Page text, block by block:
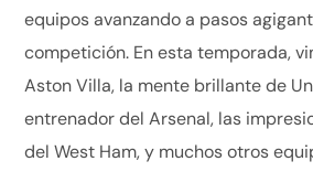
equipos avanzando a pasos
competición. En esta temporada,
Aston Villa, la mente brillante de
entrenador del Arsenal, las
del West Ham, y muchos otros